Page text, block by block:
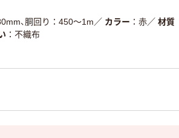
、胴回り：450～1m ／ カラー 赤／ 材質
不織布